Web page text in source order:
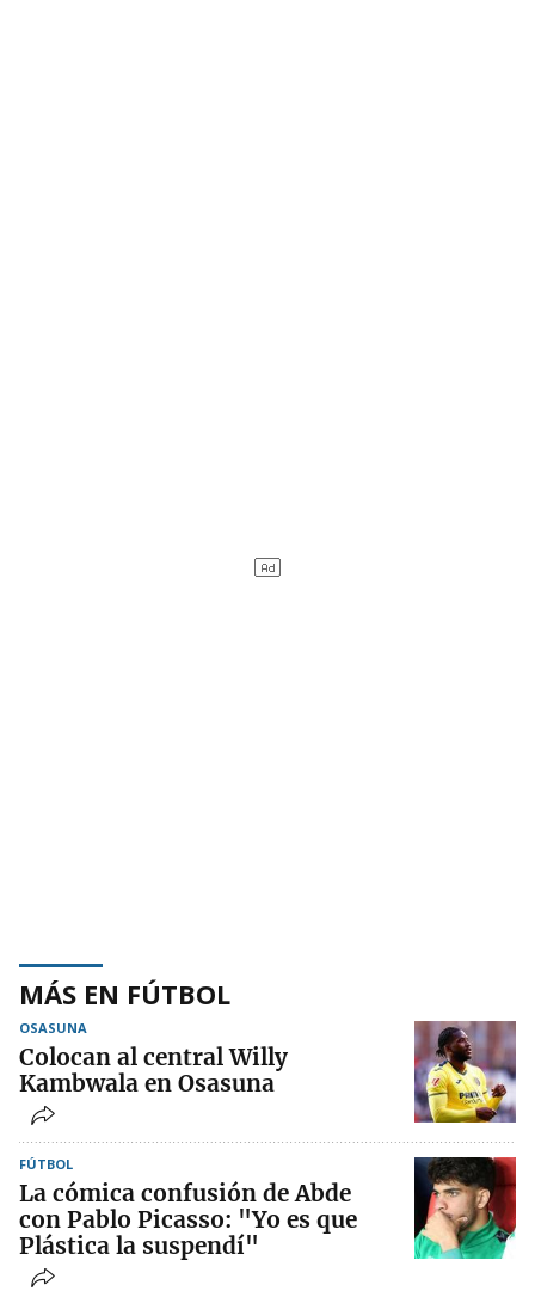
MÁS EN FÚTBOL
OSASUNA
Colocan al central Willy
Kambwala en Osasuna
FÚTBOL
La cómica confusión de Abde
con Pablo Picasso: "Yo es que
Plástica la suspendí"